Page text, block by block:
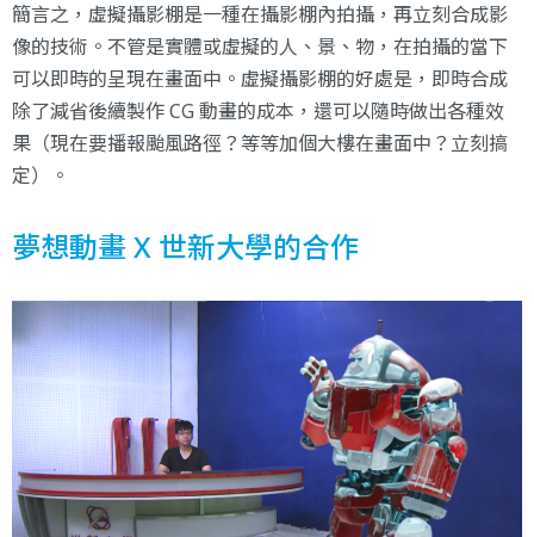
簡言之，虛擬攝影棚是一種在攝影棚內拍攝，再立刻合成影
像的技術。不管是實體或虛擬的人、景、物，在拍攝的當下
可以即時的呈現在畫面中。虛擬攝影棚的好處是，即時合成
除了減省後續製作 CG 動畫的成本，還可以隨時做出各種效
果（現在要播報颱風路徑？等等加個大樓在畫面中？立刻搞
定）。
夢想動畫 X 世新大學的合作